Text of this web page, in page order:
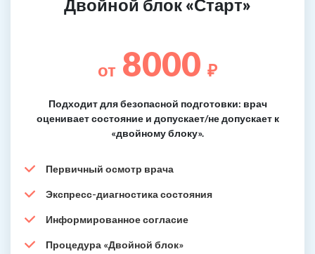
Двойной блок «Старт»
от 8000 ₽
Подходит для безопасной подготовки: врач
оценивает состояние и допускает/не допускает к
«двойному блоку».
Первичный осмотр врача
Экспресс-диагностика состояния
Информированное согласие
Процедура «Двойной блок»